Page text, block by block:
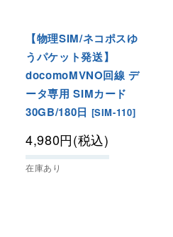
【物理SIM/ネコポスゆ
うパケット発送】
docomoMVNO回線 デ
ータ専用 SIMカード
30GB/180日 [SIM-110]
4,980円(税込)
在庫あり